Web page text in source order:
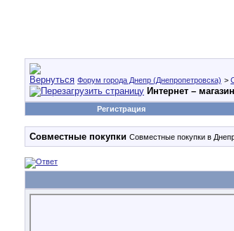
Форум города Днепр (Днепропетровска) >
Интернет –
Регистрация
Совместные покупки Совместные покупки в